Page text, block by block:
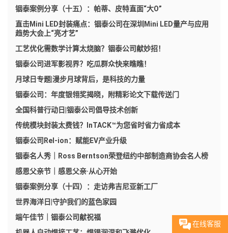
在线客服
铟泰案例分享（十五）：帕蒂、皮特直面“大O”
直击Mini LED封装痛点：铟泰公司在深圳Mini LED量产与应用
趋势大会上“亮才艺”
工艺优化需数学计算太烧脑？铟泰公司献妙招！
铟泰公司进军影视界？吃瓜群众快来瞧瞧！
月球日专题|漫步月球背后，是科技的力量
铟泰公司：年度银翎奖揭晓，附精彩论文下载传送门
全国科普行动日|铟泰公司倡导技术创新
传统模块封装太费钱？InTACK™为您省时省力省成本
铟泰公司Rel-ion：赋能EV产业升级
铟泰名人秀｜Ross Berntson荣登纽约中部制造商协会名人榜
感恩父亲节｜感恩父亲·从心开始
铟泰案例分享（十四）：走访弗吉尼亚新工厂​
世界海洋日|守护我们的蓝色家园
端午佳节｜铟泰公司献祝福